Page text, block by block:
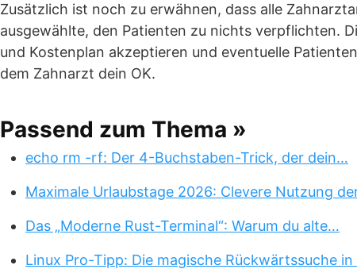
Zusätzlich ist noch zu erwähnen, dass alle
ausgewählte, den Patienten zu nichts verpflichten.
und Kostenplan akzeptieren und eventuelle
dem Zahnarzt dein OK.
Passend zum Thema »
echo rm -rf: Der 4-Buchstaben-Trick, der dein…
Maximale Urlaubstage 2026: Clevere Nutzung
Das „Moderne Rust-Terminal“: Warum du alte…
Linux Pro-Tipp: Die magische Rückwärtssuche